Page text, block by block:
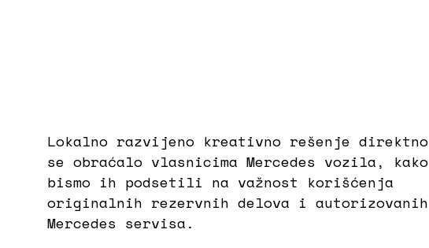
Lokalno razvijeno kreativno rešenje direktno
se obraćalo vlasnicima Mercedes vozila, kako
bismo ih podsetili na važnost korišćenja
originalnih rezervnih delova i autorizovanih
Mercedes servisa.